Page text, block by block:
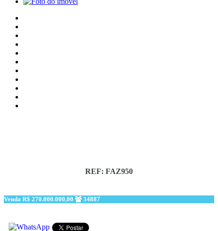
REF: FAZ950
Venda R$ 270.000.000,00 34887